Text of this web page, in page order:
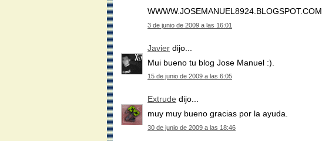
WWWW.JOSEMANUEL8924.BLOGSPOT.COM
3 de junio de 2009 a las 16:01
Javier dijo...
Mui bueno tu blog Jose Manuel :).
15 de junio de 2009 a las 6:05
Extrude dijo...
muy muy bueno gracias por la ayuda.
30 de junio de 2009 a las 18:46